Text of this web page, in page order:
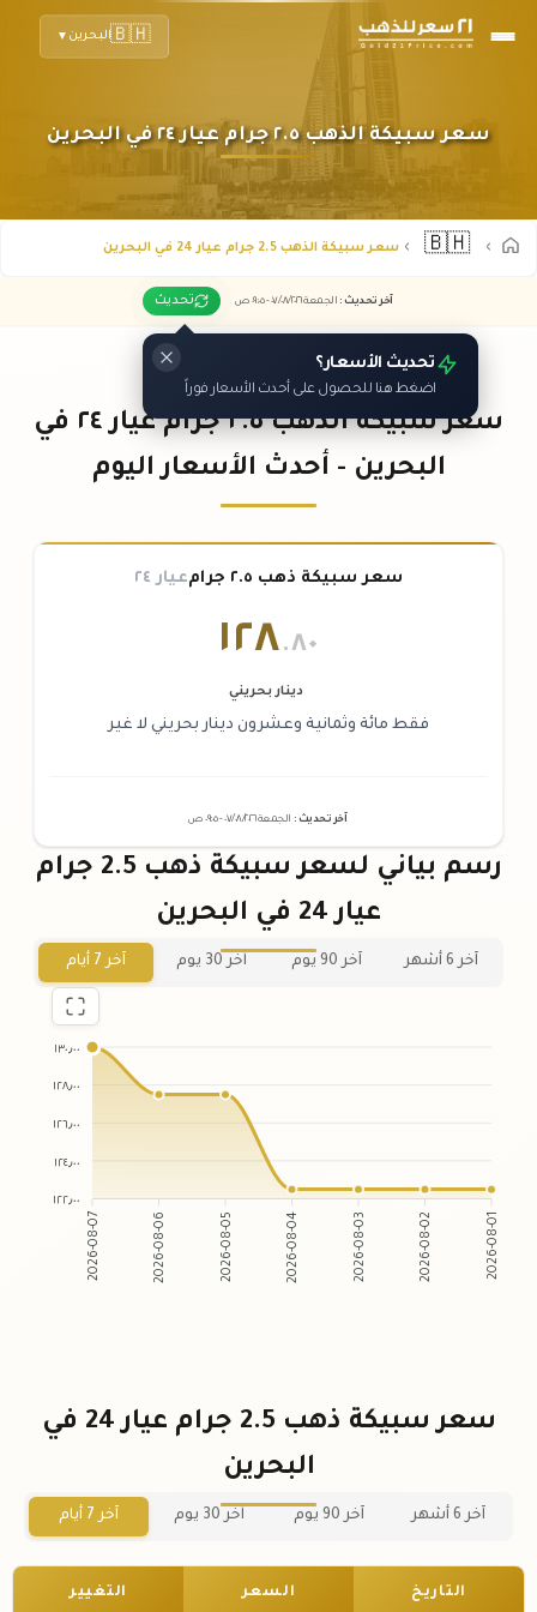
🇧🇭البحرين ▼
سعر سبيكة الذهب ٢.٥ جرام عيار ٢٤ في البحرين
🇧🇭 سعر سبيكة الذهب 2.5 جرام عيار 24 في البحرين
آخر تحديث : الجمعة ٠٧ /٠٨/٢٠٢٦ - ٠٩:٠٥ ص تحديث
تحديث الأسعار؟
اضغط هنا للحصول على أحدث الأسعار فوراً
سعر سبيكة الذهب ٢.٥ جرام عيار ٢٤ في
البحرين - أحدث الأسعار اليوم
سعر سبيكة ذهب ٢.٥ جرام عيار ٢٤
١٢٨.٨٠
دينار بحريني
فقط مائة وثمانية وعشرون دينار بحريني لا غير
آخر تحديث : الجمعة ٠٧ /٠٨/٢٠٢٦ - ٠٩:٠٥ ص
رسم بياني لسعر سبيكة ذهب 2.5 جرام
عيار 24 في البحرين
آخر 6 أشهر آخر 90 يوم آخر 30 يوم آخر 7 أيام
١٣٠٫٠٠
١٢٨٫٠٠
١٢٦٫٠٠
١٢٤٫٠٠
١٢٢٫٠٠
2026-08-07 2026-08-06 2026-08-05 2026-08-04 2026-08-03 2026-08-02 2026-08-01
سعر سبيكة ذهب 2.5 جرام عيار 24 في
البحرين
آخر 6 أشهر آخر 90 يوم آخر 30 يوم آخر 7 أيام
التاريخ السعر التغيير